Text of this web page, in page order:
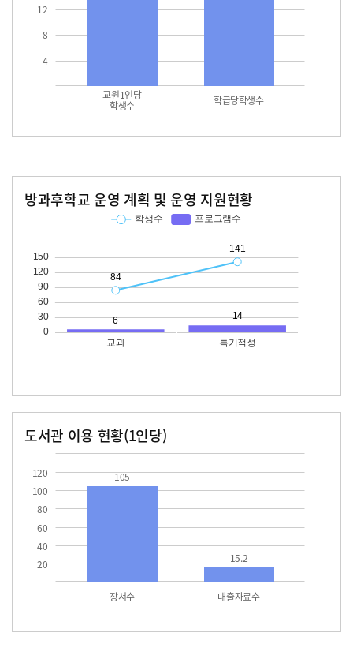
4
8
12
교원1인당
학생수 학급당학생수
방과후학교 운영 계획 및 운영 지원현황
도서관 이용 현황(1인당)
20
40
60
80
100
120
장서수 대출자료수
105
15.2